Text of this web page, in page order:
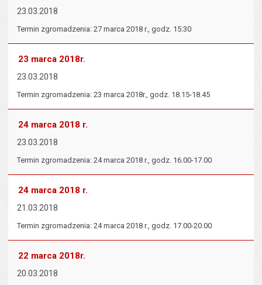
23.03.2018
Termin zgromadzenia: 27 marca 2018 r., godz. 15:30
23 marca 2018r.
23.03.2018
Termin zgromadzenia: 23 marca 2018r., godz. 18.15-18.45
24 marca 2018 r.
23.03.2018
Termin zgromadzenia: 24 marca 2018 r., godz. 16.00-17.00
24 marca 2018 r.
21.03.2018
Termin zgromadzenia: 24 marca 2018 r., godz. 17.00-20.00
22 marca 2018r.
20.03.2018